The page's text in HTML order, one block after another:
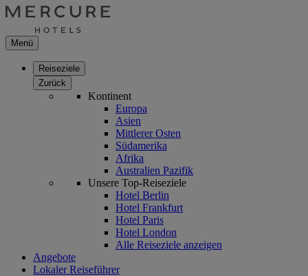
Menü
Reiseziele
Zurück
Kontinent
Europa
Asien
Mittlerer Osten
Südamerika
Afrika
Australien Pazifik
Unsere Top-Reiseziele
Hotel Berlin
Hotel Frankfurt
Hotel Paris
Hotel London
Alle Reiseziele anzeigen
Angebote
Lokaler Reiseführer